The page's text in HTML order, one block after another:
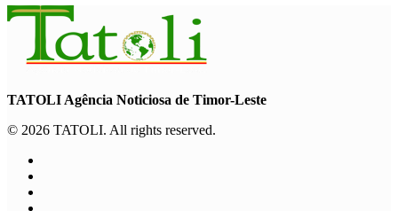
TATOLI Agência Noticiosa de Timor-Leste
© 2026 TATOLI. All rights reserved.